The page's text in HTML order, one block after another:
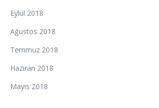
Eylül 2018
Ağustos 2018
Temmuz 2018
Haziran 2018
Mayıs 2018